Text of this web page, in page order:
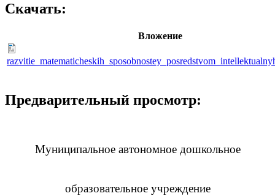
Скачать:
Вложение
Предварительный просмотр:
Муниципальное автономное дошкольное
образовательное учреждение